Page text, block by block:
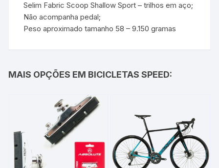
Selim Fabric Scoop Shallow Sport – trilhos em aço;
Não acompanha pedal;
Peso aproximado tamanho 58 – 9.150 gramas
MAIS OPÇÕES EM BICICLETAS SPEED: